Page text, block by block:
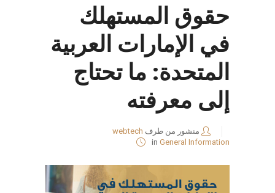
حقوق المستهلك
في الإمارات العربية
المتحدة: ما تحتاج
إلى معرفته
منشور من طرف webtech
in General Information